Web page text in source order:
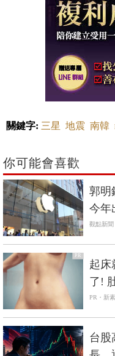
關鍵字: 三星 地震 南韓
你可能會喜歡
郭明
今年
觀點新聞
PR
起床
了!
PR・新
台股